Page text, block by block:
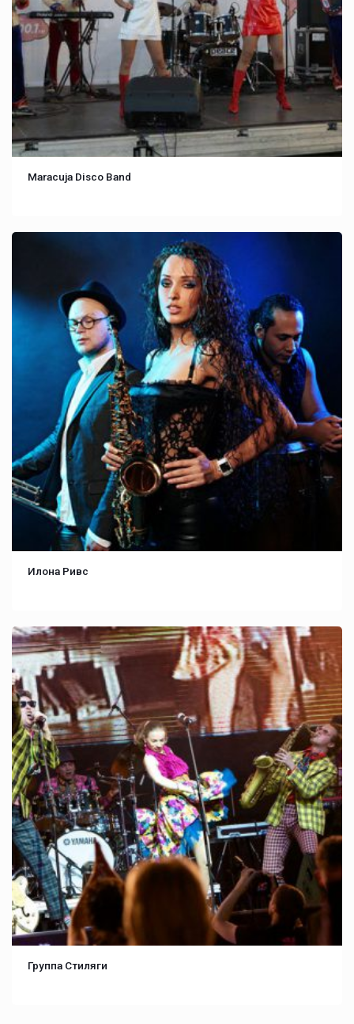
Maracuja Disco Band
Илона Ривс
Группа Стиляги